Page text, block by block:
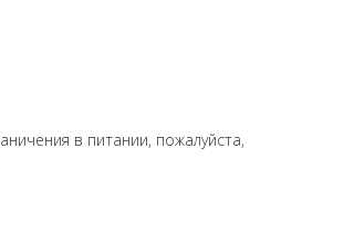
в питании, пожалуйста,